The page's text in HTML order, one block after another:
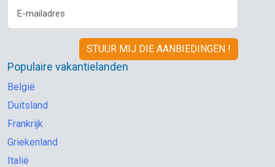
Populaire vakantielanden
België
Duitsland
Frankrijk
Griekenland
Italië